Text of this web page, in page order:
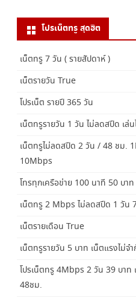
โปรเน็ตทรู สุดฮิต
เน็ตทรู 7 วัน ( รายสัปดาห์ )
เน็ตรายวัน True
โปรเน็ต รายปี 365 วัน
เน็ตทรูรายวัน 1 วัน ไม่ลดสปีด เล่น
เน็ตทรูไม่ลดสปีด 2 วัน / 48 ชม
10Mbps
โทรทุกเครือข่าย 100 นาที 50 บา
เน็ตทรู 2 Mbps ไม่ลดสปีด 1 วัน
เน็ตรายเดือน True
เน็ตทรูรายวัน 5 บาท เน็ตแรงไม่จำ
โปรเน็ตทรู 4Mbps 2 วัน 39 บาท
48ชม.